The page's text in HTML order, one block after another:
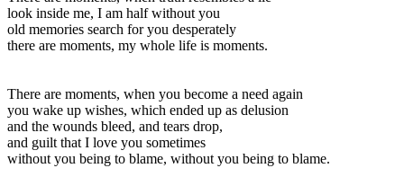
look inside me, I am half without you
old memories search for you desperately
there are moments, my whole life is moments.
There are moments, when you become a need again
you wake up wishes, which ended up as delusion
and the wounds bleed, and tears drop,
and guilt that I love you sometimes
without you being to blame, without you being to blame.